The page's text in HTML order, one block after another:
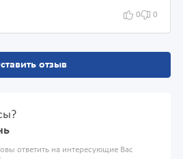
0 0
отзыв
ответить на интересующие Вас